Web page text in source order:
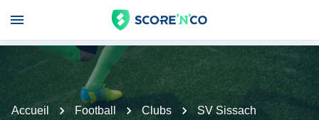
Accueil Football Clubs SV Sissach